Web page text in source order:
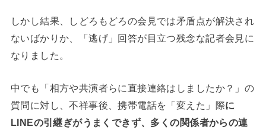
しかし結果、しどろもどろの会見では矛盾点が解決され
ないばかりか、「逃げ」回答が目立つ残念な記者会見に
なりました。
中でも「相方や共演者らに直接連絡はしましたか？」の
質問に対し、不祥事後、携帯電話を「変えた」際に
LINEの引継ぎがうまくできず、多くの関係者からの連